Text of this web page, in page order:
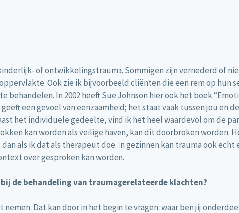
of ontwikkelingstrauma. Sommigen zijn vernederd of
Ook zie ik bijvoorbeeld cliënten die een rem op hun
behandelen. In 2002 heeft Sue Johnson hier ook het boek
een gevoel van eenzaamheid; het staat vaak tussen jou en
het individuele gedeelte, vind ik het heel waardevol om de
kan worden als veilige haven, kan dit doorbroken worden.
als ik dat als therapeut doe. In gezinnen kan trauma ook echt
over gesproken kan worden.
de behandeling van traumagerelateerde klachten?
Dat kan door in het begin te vragen: waar ben jij